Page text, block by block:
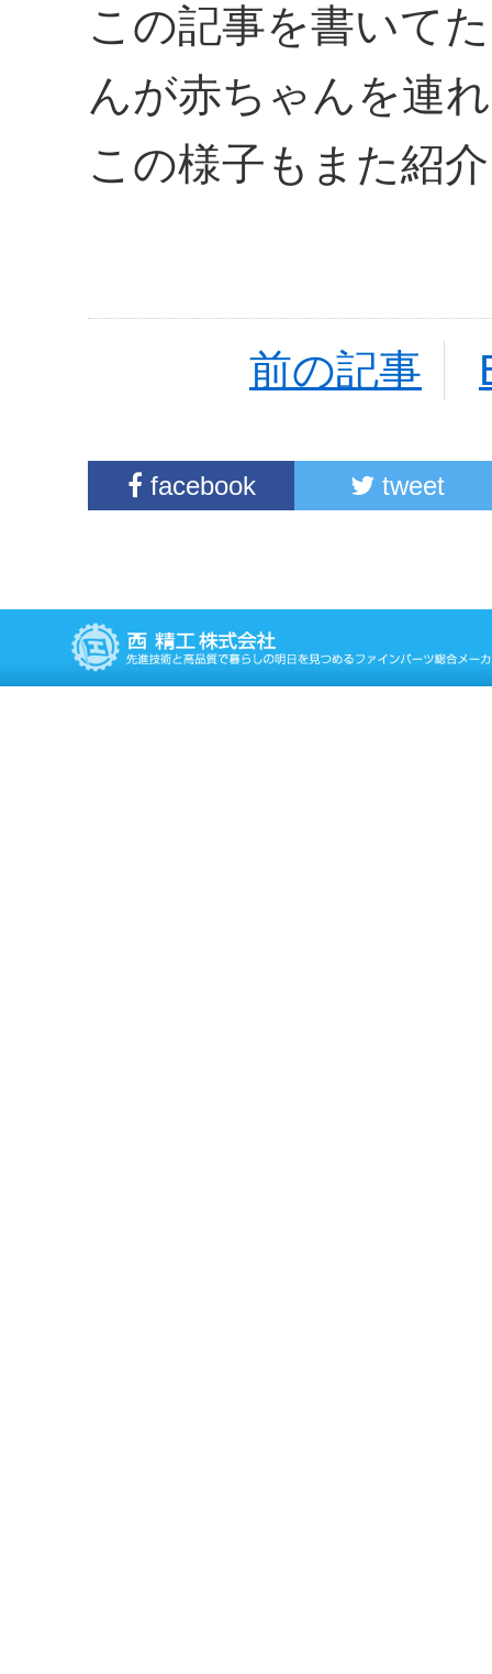
この記事を書いて
んが赤ちゃんを連
この様子もまた紹
前の記事
facebook tweet